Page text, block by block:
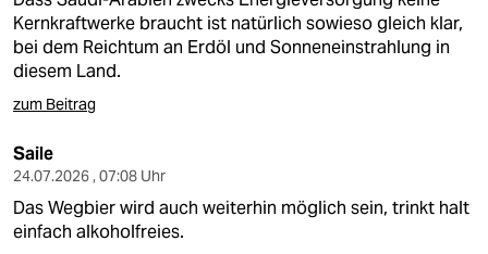
Kernkraftwerke braucht ist natürlich sowieso gleich klar,
bei dem Reichtum an Erdöl und Sonneneinstrahlung in
diesem Land.
zum Beitrag
Saile
24.07.2026 , 07:08 Uhr
Das Wegbier wird auch weiterhin möglich sein, trinkt halt
einfach alkoholfreies.